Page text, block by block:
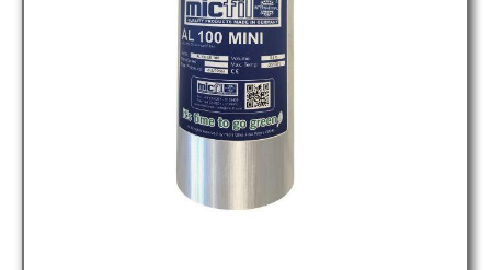
MICFIL AL100 MINI